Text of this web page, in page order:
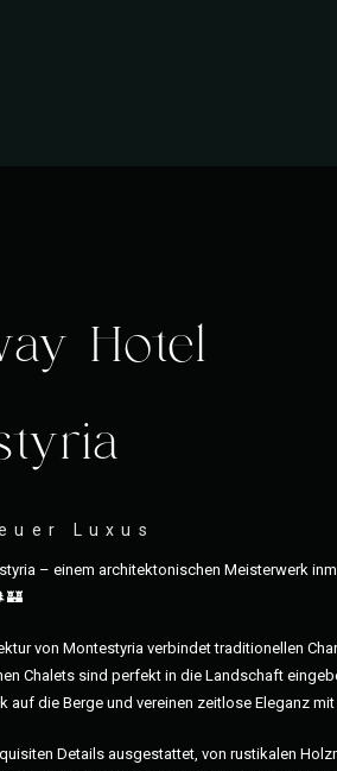
Hotel
Luxus
– einem architektonischen Meisterwerk
von Montestyria verbindet traditionellen
Chalets sind perfekt in die Landschaft
auf die Berge und vereinen zeitlose Eleganz
Details ausgestattet, von rustikalen